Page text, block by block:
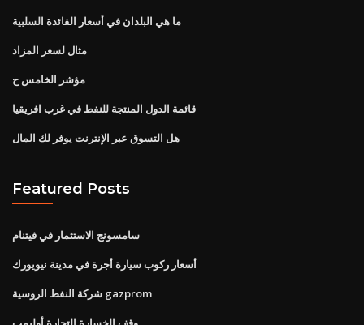
ما هي البلدان في أسعار الفائدة السلبية
مثال لسعر المزاد
مؤشر الخامس ح
قائمة الدول المنتجة للنفط في غرب افريقيا
هل التسوق عبر الإنترنت يوفر لك المال
Featured Posts
سامسونج الاستثمار في فيتنام
أسعار ركوب سيارة أجرة في مدينة نيويورك
شركة النفط الروسية gazprom